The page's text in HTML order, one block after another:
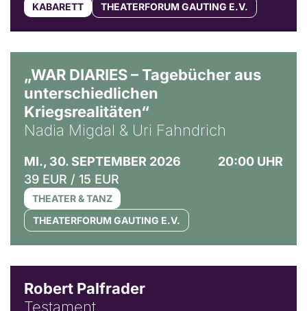
KABARETT THEATERFORUM GAUTING E.V.
„WAR DIARIES – Tagebücher aus
unterschiedlichen
Kriegsrealitäten“
Nadia Migdal & Uri Fahndrich
MI., 30. SEPTEMBER 2026
20:00 UHR
39 EUR / 15 EUR
THEATER & TANZ
THEATERFORUM GAUTING E.V.
Robert Palfrader
Testament